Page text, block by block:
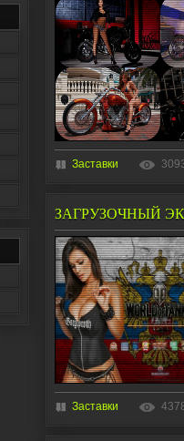
Заставки
ЗАГРУЗОЧНЫЙ
Заставки